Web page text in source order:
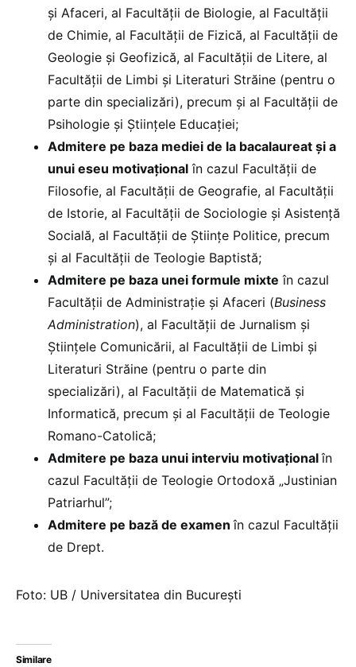
și Afaceri, al Facultății de Biologie, al Facultății
de Chimie, al Facultății de Fizică, al Facultății de
Geologie și Geofizică, al Facultății de Litere, al
Facultății de Limbi și Literaturi Străine (pentru o
parte din specializări), precum și al Facultății de
Psihologie și Științele Educației;
Admitere pe baza mediei de la bacalaureat și a
unui eseu motivațional în cazul Facultății de
Filosofie, al Facultății de Geografie, al Facultății
de Istorie, al Facultății de Sociologie și Asistență
Socială, al Facultății de Științe Politice, precum
și al Facultății de Teologie Baptistă;
Admitere pe baza unei formule mixte în cazul
Facultății de Administrație și Afaceri (Business
Administration), al Facultății de Jurnalism și
Științele Comunicării, al Facultății de Limbi și
Literaturi Străine (pentru o parte din
specializări), al Facultății de Matematică și
Informatică, precum și al Facultății de Teologie
Romano-Catolică;
Admitere pe baza unui interviu motivaționalîn
cazul Facultății de Teologie Ortodoxă „Justinian
Patriarhul”;
Admitere pe bază de examenîn cazul Facultății
de Drept.
Foto: UB / Universitatea din București
Similare